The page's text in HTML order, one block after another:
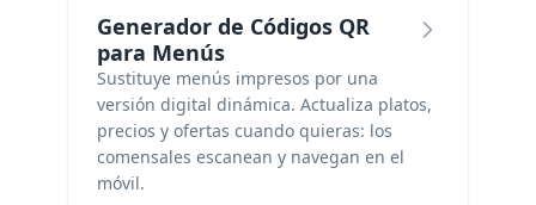
Generador de Códigos QR
para Menús
Sustituye menús impresos por una
versión digital dinámica. Actualiza platos,
precios y ofertas cuando quieras: los
comensales escanean y navegan en el
móvil.